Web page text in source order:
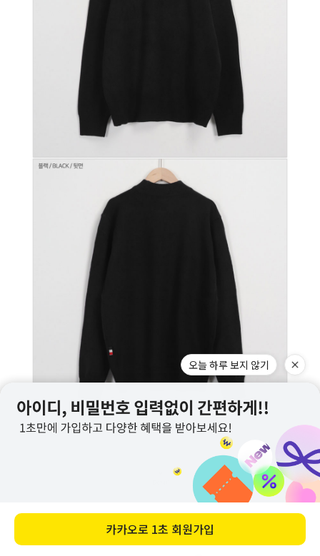
오늘 하루 보지 않기
카카오로 1초 회원가입